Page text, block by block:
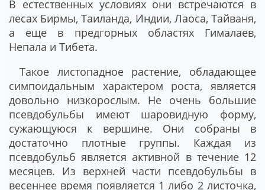
В естественных условиях они встречаются в
лесах Бирмы, Таиланда, Индии, Лаоса, Тайваня,
а еще в предгорных областях Гималаев,
Непала и Тибета.
Такое листопадное растение, обладающее
симпоидальным характером роста, является
довольно низкорослым. Не очень большие
псевдобульбы имеют шаровидную форму,
сужающуюся к вершине. Они собраны в
достаточно плотные группы. Каждая из
псевдобульб является активной в течение 12
месяцев. Из верхней части псевдобульбы в
весеннее время появляется 1 либо 2 листочка,